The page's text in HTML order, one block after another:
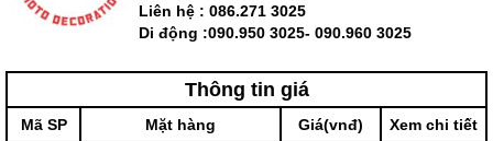
Liên hệ : 086.271 3025
Di động :090.950 3025- 090.960 3025
Thông tin giá
Mã SP Mặt hàng Giá(vnđ) Xem chi tiết